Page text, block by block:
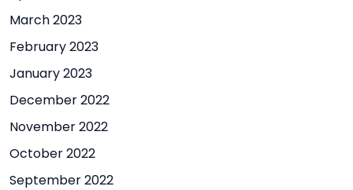
March 2023
February 2023
January 2023
December 2022
November 2022
October 2022
September 2022